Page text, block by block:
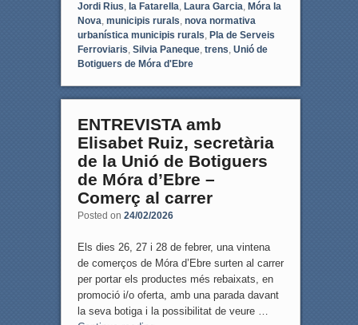
Jordi Rius, la Fatarella, Laura Garcia, Móra la
Nova, municipis rurals, nova normativa
urbanística municipis rurals, Pla de Serveis
Ferroviaris, Silvia Paneque, trens, Unió de
Botiguers de Móra d'Ebre
ENTREVISTA amb
Elisabet Ruiz, secretària
de la Unió de Botiguers
de Móra d’Ebre –
Comerç al carrer
Posted on 24/02/2026
Els dies 26, 27 i 28 de febrer, una vintena
de comerços de Móra d’Ebre surten al carrer
per portar els productes més rebaixats, en
promoció i/o oferta, amb una parada davant
la seva botiga i la possibilitat de veure …